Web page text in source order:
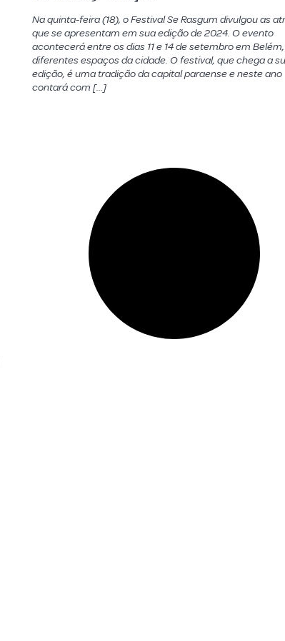
Na quinta-feira (18), o Festival Se Rasgum divulgou as
que se apresentam em sua edição de 2024. O evento
acontecerá entre os dias 11 e 14 de setembro em
diferentes espaços da cidade. O festival, que chega a
edição, é uma tradição da capital paraense e neste ano
contará com […]